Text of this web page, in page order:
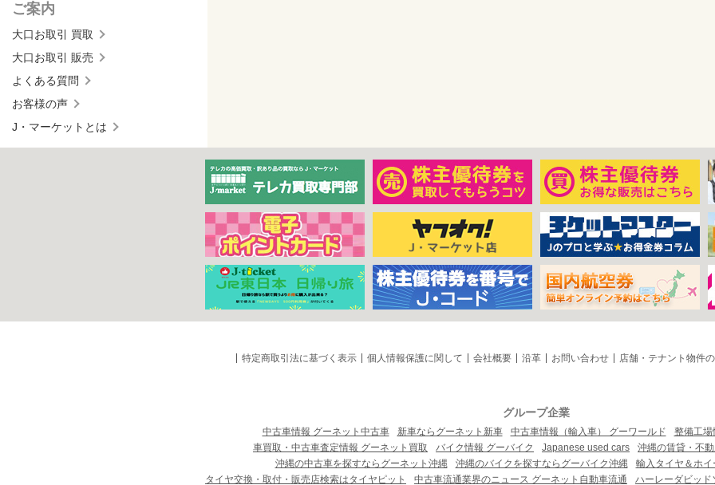
ご案内
大口お取引 買取
大口お取引 販売
よくある質問
お客様の声
J・マーケットとは
特定商取引法に基づく表示 個人情報保護に関して 会社概要 沿革 お問い合わせ 店舗・テナント物件
グループ企業
中古車情報 グーネット中古車 新車ならグーネット新車 中古車情報（輸入車） グーワールド
整備工場
車買取・中古車査定情報 グーネット買取
バイク情報 グーバイク Japanese used cars
沖縄の賃貸・不
沖縄の中古車を探すならグーネット沖縄
沖縄のバイクを探すならグーバイク沖縄
輸入タイヤ＆ホ
タイヤ交換・取付・販売店検索はタイヤピット
中古車流通業界のニュース グーネット自動車流通 ハーレーダビッ